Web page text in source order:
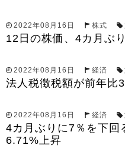
2022年08月16日 株式
12日の株価、4カ月ぶ
2022年08月16日 経済
法人税徴税額が前年比
2022年08月16日 経済
4カ月ぶりに7％を下回
6.71%上昇